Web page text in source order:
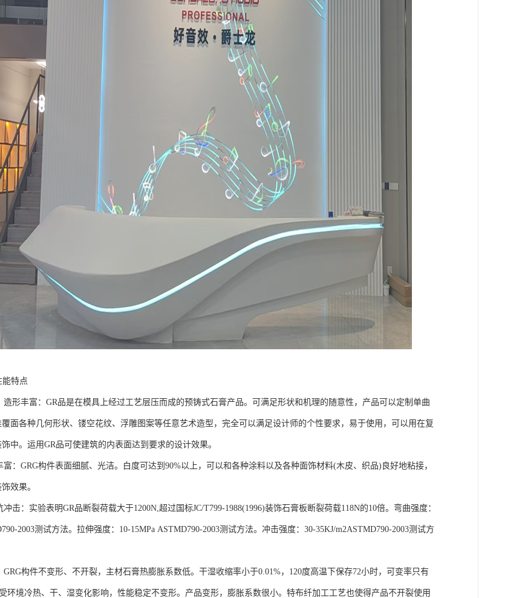
能特点
形丰富：GR品是在模具上经过工艺层压而成的预铸式石膏产品。可满足形状和机理的随意性，产品可以定制单曲
面各种几何形状、镂空花纹、浮雕图案等任意艺术造型，完全可以满足设计师的个性要求，易于使用，可以用在复
中。运用GR品可使建筑的内表面达到要求的设计效果。
：GRG构件表面细腻、光洁。白度可达到90%以上，可以和各种涂料以及各种面饰材料(木皮、织品)良好地粘接，
效果。
：实验表明GR品断裂荷载大于1200N,超过国标JC/T799-1988(1996)装饰石膏板断裂荷载118N的10倍。弯曲强度：
2003测试方法。拉伸强度：10-15MPa ASTMD790-2003测试方法。冲击强度：30-35KJ/m2ASTMD790-2003测试方
构件不变形、不开裂，主材石膏热膨胀系数低。干湿收缩率小于0.01%，120度高温下保存72小时，可变率只有
环境冷热、干、湿变化影响，性能稳定不变形。产品变形，膨胀系数很小。特布纤加工工艺也使得产品不开裂使用